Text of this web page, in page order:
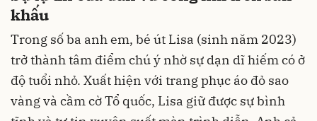
khấu
Trong số ba anh em, bé út Lisa (sinh năm 2023)
trở thành tâm điểm chú ý nhờ sự dạn dĩ hiếm có ở
độ tuổi nhỏ. Xuất hiện với trang phục áo đỏ sao
vàng và cầm cờ Tổ quốc, Lisa giữ được sự bình